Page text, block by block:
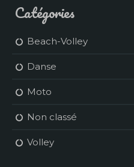
Catégories
Beach-Volley
Danse
Moto
Non classé
Volley